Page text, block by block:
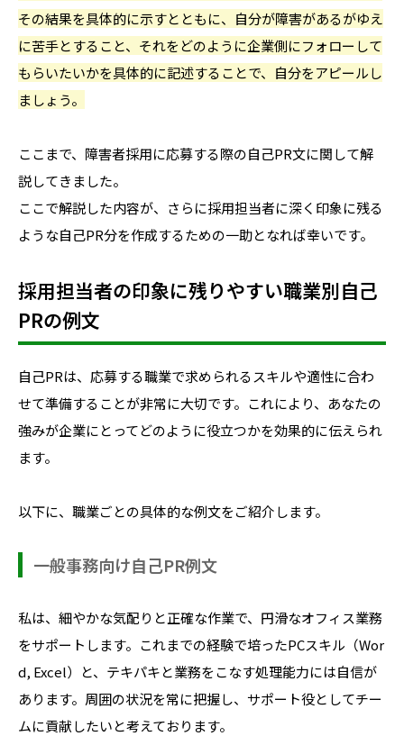
その結果を具体的に示すとともに、自分が障害があるがゆえ
に苦手とすること、それをどのように企業側にフォローして
もらいたいかを具体的に記述することで、自分をアピールし
ましょう。
ここまで、障害者採用に応募する際の自己PR文に関して解
説してきました。
ここで解説した内容が、さらに採用担当者に深く印象に残る
ような自己PR分を作成するための一助となれば幸いです。
採用担当者の印象に残りやすい職業別自己
PRの例文
自己PRは、応募する職業で求められるスキルや適性に合わ
せて準備することが非常に大切です。これにより、あなたの
強みが企業にとってどのように役立つかを効果的に伝えられ
ます。
以下に、職業ごとの具体的な例文をご紹介します。
一般事務向け自己PR例文
私は、細やかな気配りと正確な作業で、円滑なオフィス業務
をサポートします。これまでの経験で培ったPCスキル（Wor
d, Excel）と、テキパキと業務をこなす処理能力には自信が
あります。周囲の状況を常に把握し、サポート役としてチー
ムに貢献したいと考えております。